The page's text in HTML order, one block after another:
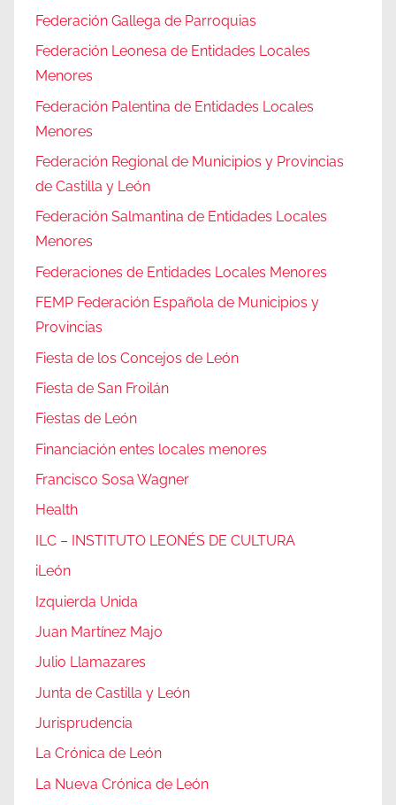
Federación Gallega de Parroquias
Federación Leonesa de Entidades Locales
Menores
Federación Palentina de Entidades Locales
Menores
Federación Regional de Municipios y Provincias
de Castilla y León
Federación Salmantina de Entidades Locales
Menores
Federaciones de Entidades Locales Menores
FEMP Federación Española de Municipios y
Provincias
Fiesta de los Concejos de León
Fiesta de San Froilán
Fiestas de León
Financiación entes locales menores
Francisco Sosa Wagner
Health
ILC – INSTITUTO LEONÉS DE CULTURA
iLeón
Izquierda Unida
Juan Martínez Majo
Julio Llamazares
Junta de Castilla y León
Jurisprudencia
La Crónica de León
La Nueva Crónica de León